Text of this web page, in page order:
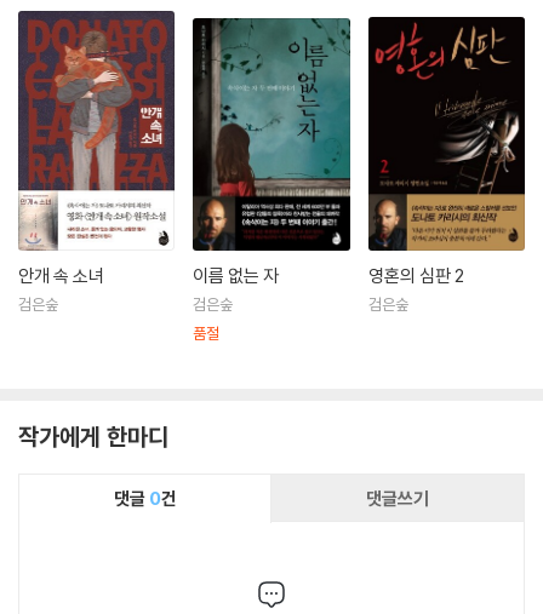
안개 속 소녀
검은숲
이름 없는 자
검은숲
품절
영혼의 심판 2
검은숲
작가에게 한마디
댓글 0건 댓글쓰기